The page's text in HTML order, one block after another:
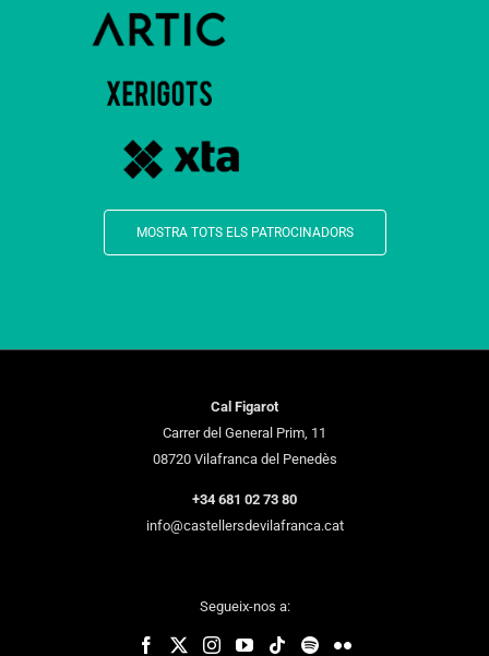
MOSTRA TOTS ELS PATROCINADORS
Cal Figarot
Carrer del General Prim, 11
08720 Vilafranca del Penedès
+34 681 02 73 80
info@castellersdevilafranca.cat
Segueix-nos a: